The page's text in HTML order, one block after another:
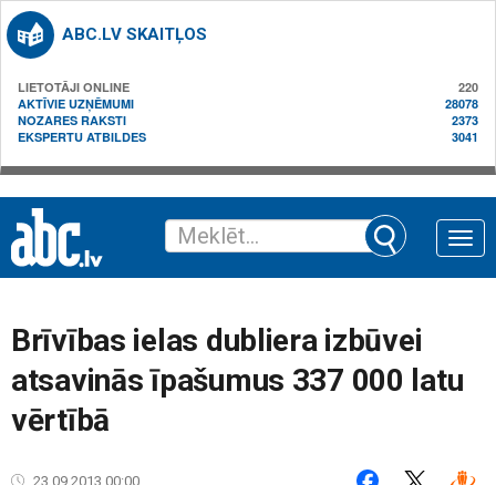
ABC.LV SKAITĻOS
LIETOTĀJI ONLINE
220
AKTĪVIE UZŅĒMUMI
28078
NOZARES RAKSTI
2373
EKSPERTU ATBILDES
3041
Toggle
Brīvības ielas dubliera izbūvei
atsavinās īpašumus 337 000 latu
vērtībā
23.09.2013 00:00